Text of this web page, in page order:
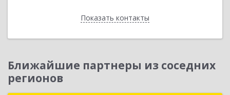
Показать контакты
Назад
Ближайшие партнеры из соседних
регионов